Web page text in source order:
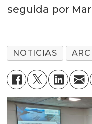
seguida por
NOTICIAS